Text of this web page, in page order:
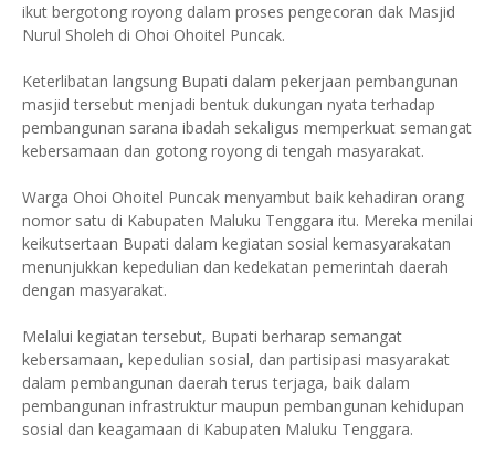
ikut bergotong royong dalam proses pengecoran dak Masjid
Nurul Sholeh di Ohoi Ohoitel Puncak.
Keterlibatan langsung Bupati dalam pekerjaan pembangunan
masjid tersebut menjadi bentuk dukungan nyata terhadap
pembangunan sarana ibadah sekaligus memperkuat semangat
kebersamaan dan gotong royong di tengah masyarakat.
Warga Ohoi Ohoitel Puncak menyambut baik kehadiran orang
nomor satu di Kabupaten Maluku Tenggara itu. Mereka menilai
keikutsertaan Bupati dalam kegiatan sosial kemasyarakatan
menunjukkan kepedulian dan kedekatan pemerintah daerah
dengan masyarakat.
Melalui kegiatan tersebut, Bupati berharap semangat
kebersamaan, kepedulian sosial, dan partisipasi masyarakat
dalam pembangunan daerah terus terjaga, baik dalam
pembangunan infrastruktur maupun pembangunan kehidupan
sosial dan keagamaan di Kabupaten Maluku Tenggara.